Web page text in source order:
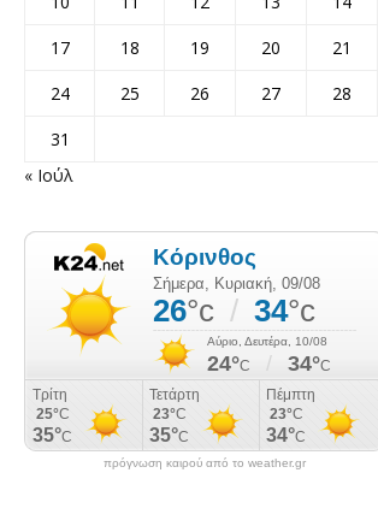
17
18 19 20 21
24
25 26 27 28
31
« Ιούλ
πρόγνωση καιρού από το weather.gr